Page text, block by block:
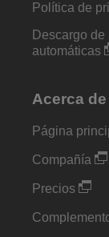
Política de
Descargo
automáticas
Acerca
Página
Compañía
Precios